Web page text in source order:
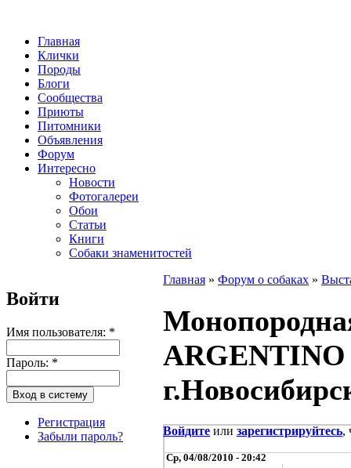
Главная
Клички
Породы
Блоги
Сообщества
Приюты
Питомники
Объявления
Форум
Интересно
Новости
Фотогалереи
Обои
Статьи
Книги
Собаки знаменитостей
Войти
Имя пользователя: *
Пароль: *
Регистрация
Забыли пароль?
Главная » Форум о собаках »
ARGENTINO
Войдите или зарегистрируйтесь,
Ср, 04/08/2010 - 20:42